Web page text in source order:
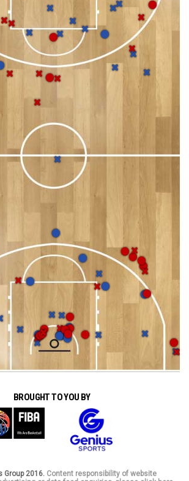
BROUGHT TO YOU BY
Group 2016. Content responsibility of website